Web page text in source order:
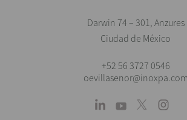
Darwin 74 – 301, Anzures
Ciudad de México
+52 56 3727 0546
oevillasenor@inoxpa.com